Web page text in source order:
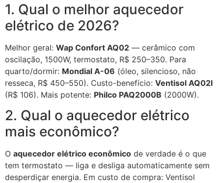
1. Qual o melhor aquecedor
elétrico de 2026?
Melhor geral: Wap Confort AQ02 — cerâmico com
oscilação, 1500W, termostato, R$ 250–350. Para
quarto/dormir: Mondial A-06 (óleo, silencioso, não
resseca, R$ 450–550). Custo-benefício: Ventisol AQ02I
(R$ 106). Mais potente: Philco PAQ2000B (2000W).
2. Qual o aquecedor elétrico
mais econômico?
O aquecedor elétrico econômico de verdade é o que
tem termostato — liga e desliga automaticamente sem
desperdiçar energia. Em custo de compra: Ventisol